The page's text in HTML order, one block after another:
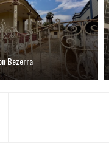
Bezerra